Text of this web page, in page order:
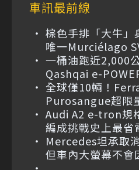
車訊最前線
棕色手排「大牛」
唯一Murciélago
一桶油跑近2,000
Qashqai e-
全球僅10輛！
Purosangue超限
Audi A2 e-tron規
編成挑戰史上最省
Mercedes坦承取
但車內大螢幕不會